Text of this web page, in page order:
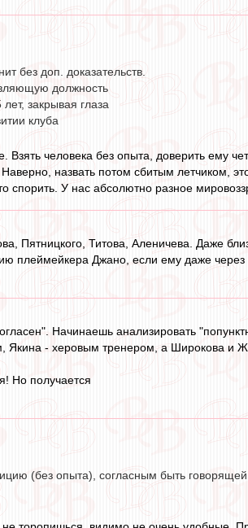
без доп. доказательств.
должность
закрывая глаза
клуба
человека без опыта, доверить ему
назвать потом сбитым летчиком,
У нас абсолютно разное
Пятницкого, Титова, Аленичева. Даже
плеймейкера Джано, если ему даже
Начинаешь анализировать
Якина - херовым тренером, а Широкова и
Но получается
(без опыта), согласным быть говорящей